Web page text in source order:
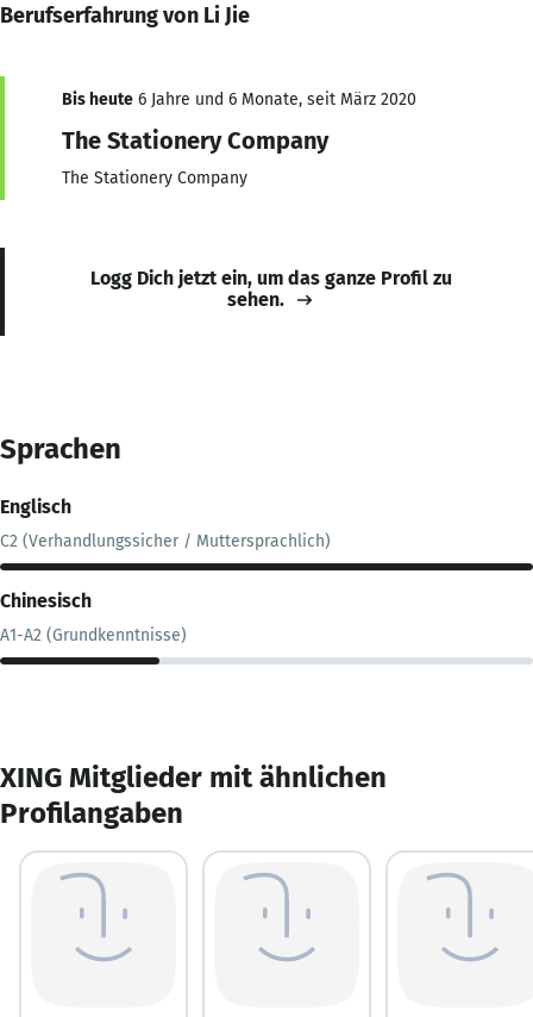
Berufserfahrung von Li Jie
Bis heute 6 Jahre und 6 Monate, seit März 2020
The Stationery Company
The Stationery Company
Logg Dich jetzt ein, um das ganze Profil zu
sehen.
Sprachen
Englisch
C2 (Verhandlungssicher / Muttersprachlich)
Chinesisch
A1-A2 (Grundkenntnisse)
XING Mitglieder mit ähnlichen
Profilangaben